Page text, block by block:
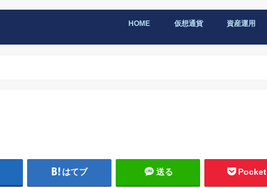
HOME 仮想通貨 資産運用
はてブ 送る Pocket